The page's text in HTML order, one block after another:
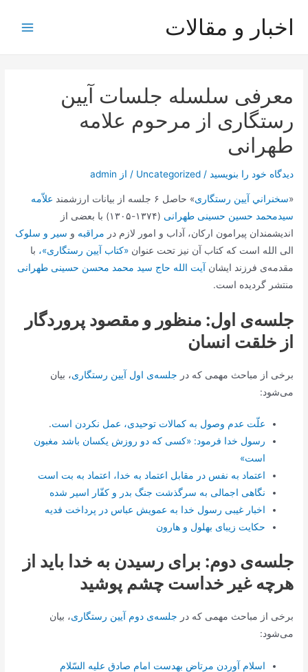
اخبار و مقالات
معرفی سلسله جلسات آیین
رستگاری از مرحوم علامه
طهرانی
دیدگاه‌ خود را بنویسید /
Uncategorized / از admin
«سخنراني آیین رستگاری» حاصل ۶ جلسه از بیانات ارزشمند
علاّمه
سیدمحمد حسین حسینی طهرانی
(۱۳۷۴-۱۳۰۵) با بعضی از
اندیشمندان پیرامون ارکان، آداب و امور لازم در مراقبه و سیر و سلوک
الی الله است که کتاب آن نیز تحت عنوان«کتاب آیین رستگاری»، با
مقدمه‌ی فرزند ایشان آیت الله حاج سید محمد محسن حسینی طهرانی
منتشر گردیده است.
جلسه‌ی اول: منظور و مقصود پروردگار
از خلقت انسان
برخی از مباحث مهمی که در جلسه‌ی اول آیین رستگاری، بیان
می‌شود:
علّت عدم وصول به کمالات توحیدی، عمل نکردن است.
رسول خدا فرمود: «کسی که دو روزش یکسان باشد مغبون
است»
اعتماد به نفس در مقابل اعتماد به خدا، اعتماد به بت است
نگاهی اجمالی به سرگذشت جنگ بدر و کفّار اسیر شده
اخبار غیبی رسول خدا به عمویش عباس در پرداخت فدیه
حکایت زیبای بهلول و هارون
جلسه‌ی دوم: براى رسیدن به خدا باید از
هرچه غیر خداست چشم پوشید
برخی از مباحث مهمی که در جلسه‌ی دوم آیین رستگاری، بیان
می‌شود:
اسلام آوردن مرتاض به‏دست امام صادق علیه السّلام